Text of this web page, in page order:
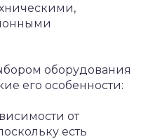
оборудования
его особенности:
от
есть